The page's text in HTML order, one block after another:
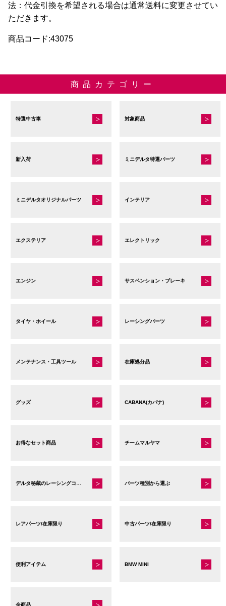
法：代金引換を希望される場合は通常送料に変更させてい
ただきます。
商品コード:43075
商品カテゴリー
特選中古車 対象商品
新入荷 ミニデルタ特選パーツ
ミニデルタオリジナルパーツ インテリア
エクステリア エレクトリック
エンジン サスペンション・ブレーキ
タイヤ・ホイール レーシングパーツ
メンテナンス・工具ツール 在庫処分品
グッズ CABANA(カバナ)
お得なセット商品 チームマルヤマ
パーツ種別から選ぶ
レアパーツ/在庫限り 中古パーツ/在庫限り
便利アイテム BMW MINI
全商品